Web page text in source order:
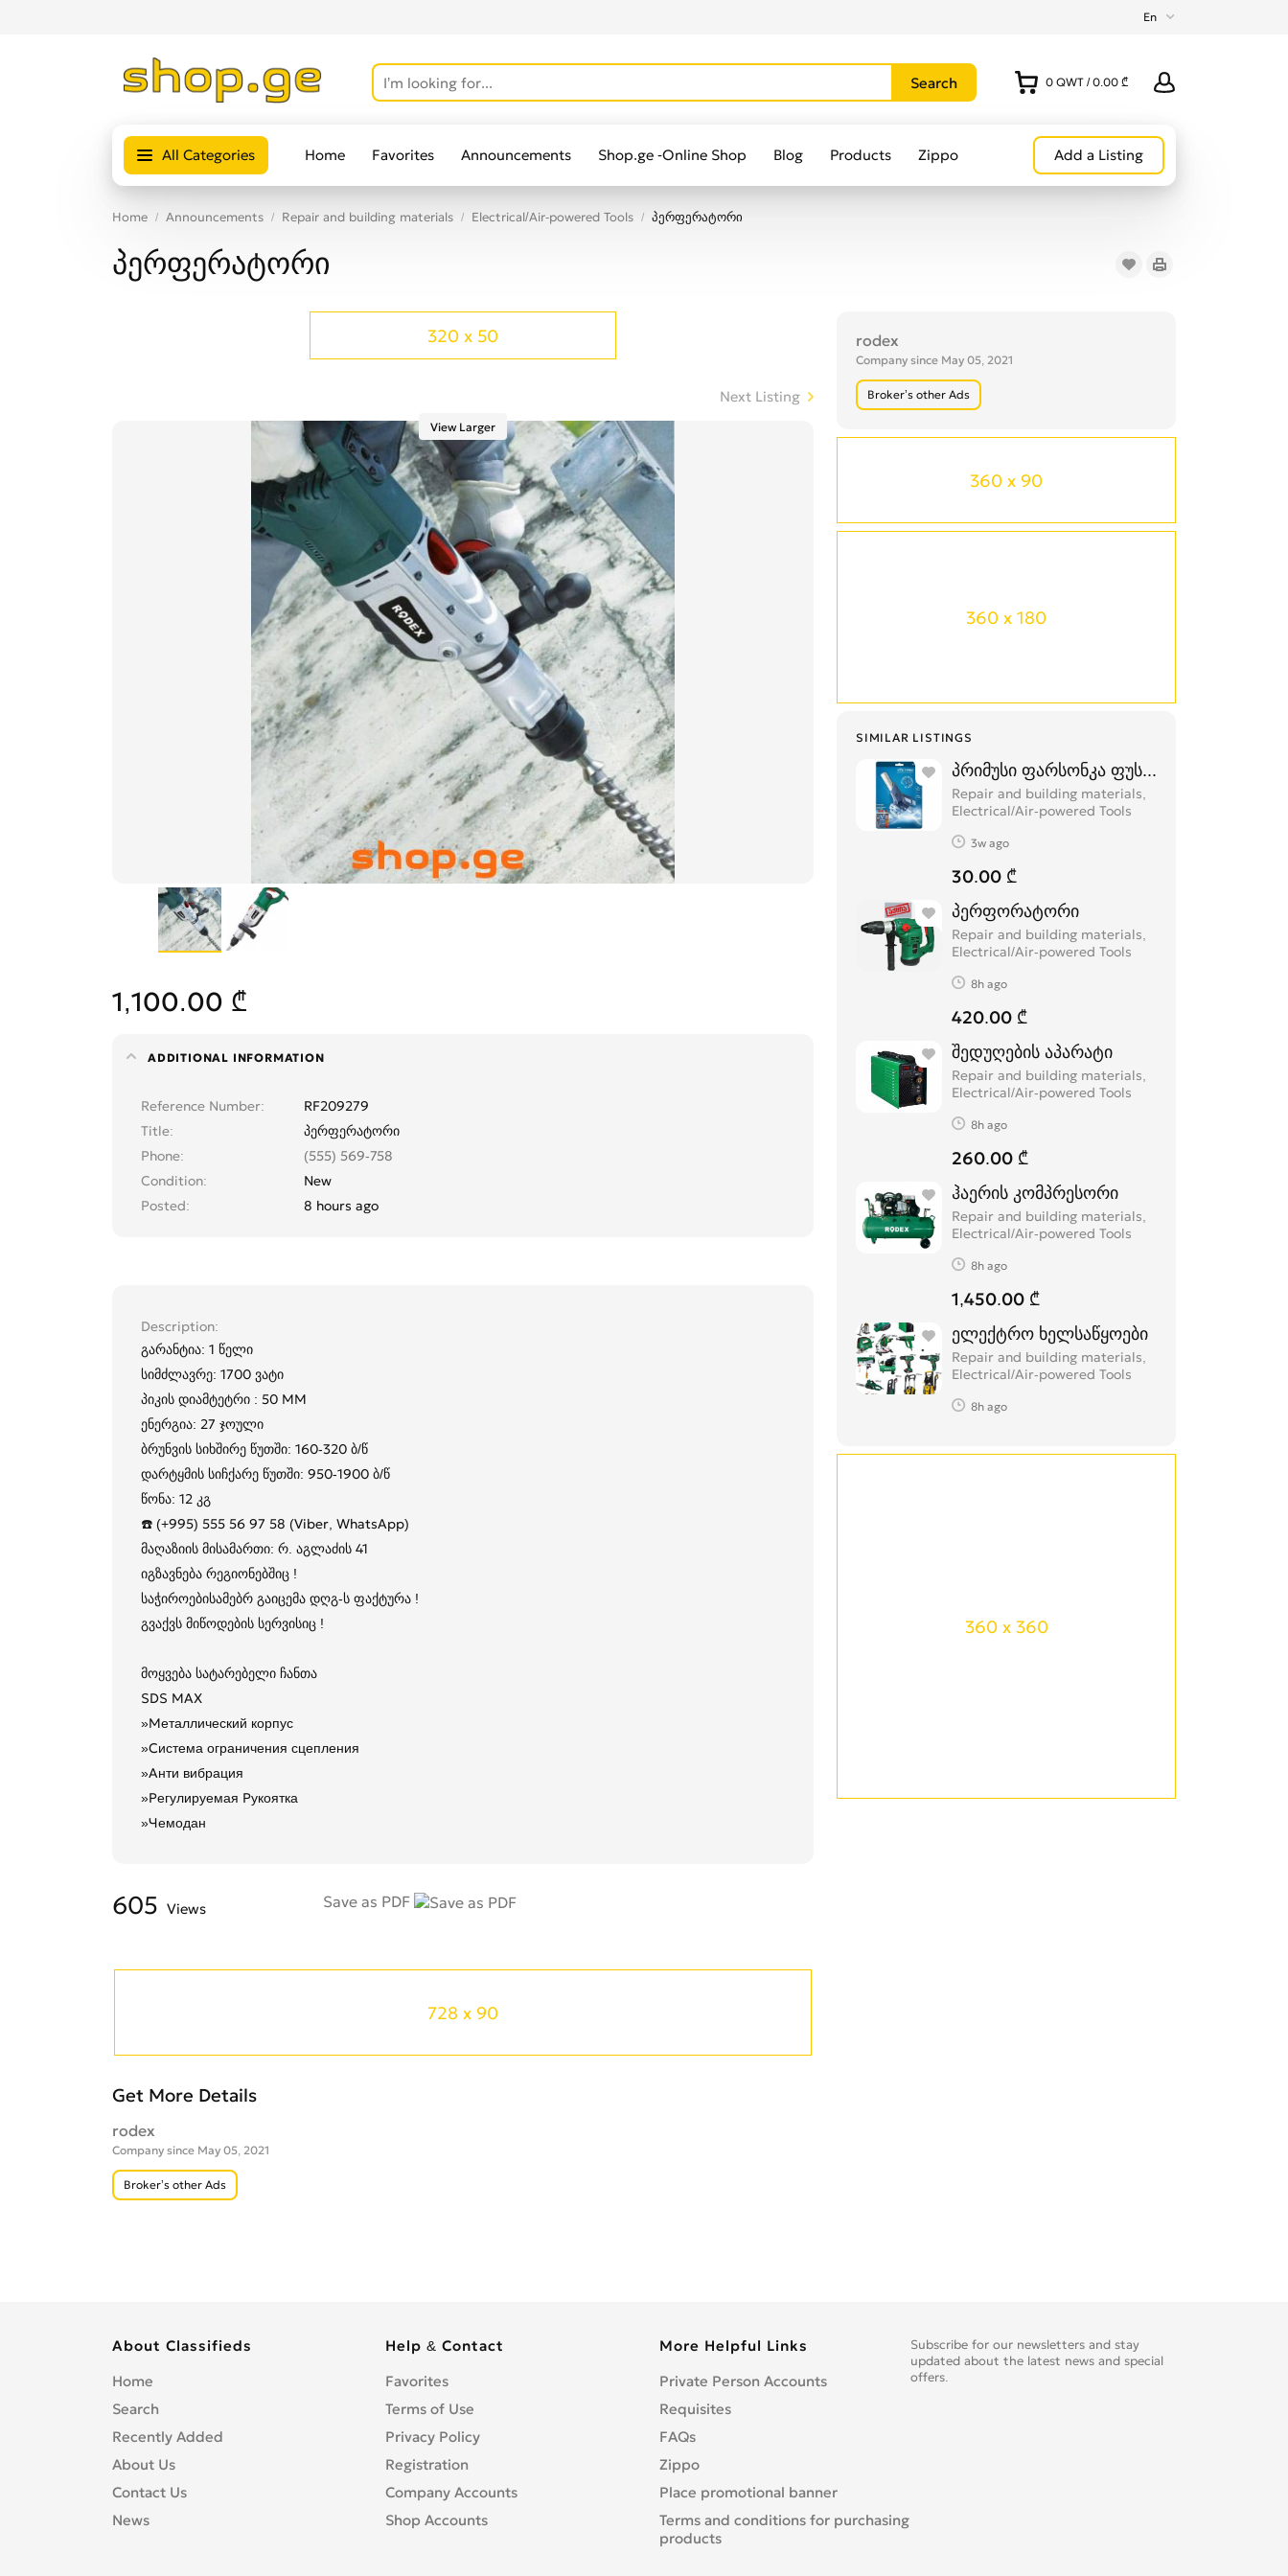
En
0 QWT / 0.00 ₾
All Categories Home Favorites Announcements Shop.ge -Online Shop Blog Products Zippo Add a Listing
Home Announcements Repair and building materials Electrical/Air-powered Tools პერფერატორი
პერფერატორი
rodex
Company since May 05, 2021
Broker’s other Ads
360 x 90
360 x 180
SIMILAR LISTINGS
პრიმუსი ფარსონკა ფუსფუსა
Repair and building materials,
Electrical/Air-powered Tools
3w ago
30.00 ₾
პერფორატორი
Repair and building materials,
Electrical/Air-powered Tools
8h ago
420.00 ₾
შედუღების აპარატი
Repair and building materials,
Electrical/Air-powered Tools
8h ago
260.00 ₾
ჰაერის კომპრესორი
Repair and building materials,
Electrical/Air-powered Tools
8h ago
1,450.00 ₾
ელექტრო ხელსაწყოები
Repair and building materials,
Electrical/Air-powered Tools
8h ago
360 x 360
320 x 50
Next Listing
View Larger
1,100.00 ₾
ADDITIONAL INFORMATION
Reference Number
RF209279
Title
პერფერატორი
Phone
(555) 569-758
Condition
New
Posted
8 hours ago
Description
გარანტია: 1 წელი
სიმძლავრე: 1700 ვატი
პიკის დიამტეტრი : 50 MM
ენერგია: 27 ჯოული
ბრუნვის სიხშირე წუთში: 160-320 ბ/წ
დარტყმის სიჩქარე წუთში: 950-1900 ბ/წ
წონა: 12 კგ
☎️ (+995) 555 56 97 58 (Viber, WhatsApp)
მაღაზიის მისამართი: რ. აგლაძის 41
იგზავნება რეგიონებშიც !
საჭიროებისამებრ გაიცემა დღგ-ს ფაქტურა !
გვაქვს მიწოდების სერვისიც !
მოყვება სატარებელი ჩანთა
SDS MAX
»Металлический корпус
»Система ограничения сцепления
»Анти вибрация
»Регулируемая Рукоятка
»Чемодан
Save as PDF
605 Views
728 x 90
Get More Details
rodex
Company since May 05, 2021
Broker’s other Ads
Subscribe for our newsletters and stay
updated about the latest news and special
offers.
About Classifieds
Home
Search
Recently Added
About Us
Contact Us
News
Help & Contact
Favorites
Terms of Use
Privacy Policy
Registration
Company Accounts
Shop Accounts
More Helpful Links
Private Person Accounts
Requisites
FAQs
Zippo
Place promotional banner
Terms and conditions for purchasing
products